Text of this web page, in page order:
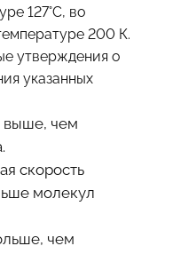
127°С, во
200 К.
утверждения о
указанных
выше, чем
скорость
молекул
чем